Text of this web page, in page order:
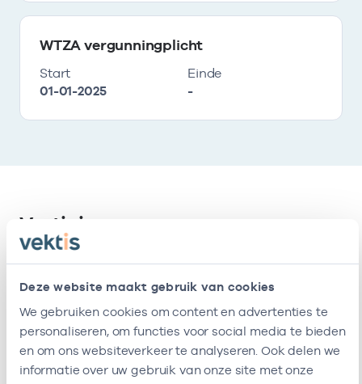
Deze website maakt gebruik van cookies
We gebruiken cookies om content en advertenties te
personaliseren, om functies voor social media te bieden
en om ons websiteverkeer te analyseren. Ook delen we
informatie over uw gebruik van onze site met onze
WTZA vergunningplicht
Start
01-01-2025
Einde
-
Vestigingen
vestigingen
Naam Adres AGB-code